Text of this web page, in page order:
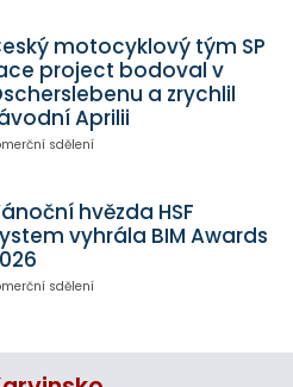
motocyklový tým SP
project bodoval v
a zrychlil
Aprilii
sdělení
hvězda HSF
vyhrála BIM Awards
sdělení